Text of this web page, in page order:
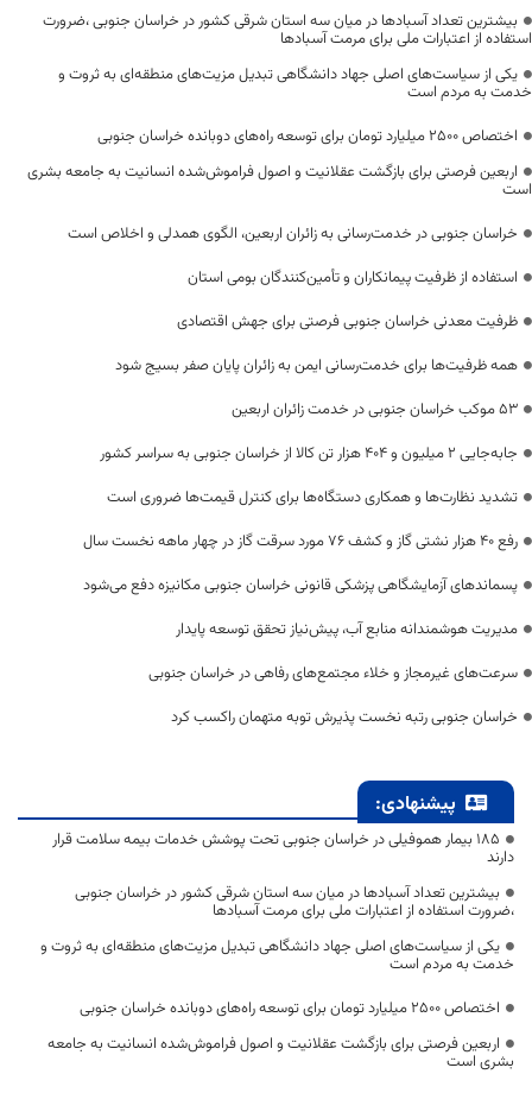
بیشترین تعداد آسبادها در میان سه استان شرقی کشور در خراسان جنوبی ،ضرورت
استفاده از اعتبارات ملی برای مرمت آسبادها
یکی از سیاست‌های اصلی جهاد دانشگاهی تبدیل مزیت‌های منطقه‌ای به ثروت و
خدمت به مردم است
اختصاص 2500 میلیارد تومان برای توسعه راه‌های دوبانده خراسان جنوبی
اربعین فرصتی برای بازگشت عقلانیت و اصول فراموش‌شده انسانیت به جامعه بشری
است
خراسان جنوبی در خدمت‌رسانی به زائران اربعین، الگوی همدلی و اخلاص است
استفاده از ظرفیت پیمانکاران و تأمین‌کنندگان بومی استان
ظرفیت معدنی خراسان جنوبی فرصتی برای جهش اقتصادی
همه ظرفیت‌ها برای خدمت‌رسانی ایمن به زائران پایان صفر بسیج شود
53 موکب خراسان جنوبی در خدمت زائران اربعین
جابه‌جایی 2 میلیون و 404 هزار تن کالا از خراسان جنوبی به سراسر کشور
تشدید نظارت‌ها و همکاری دستگاه‌ها برای کنترل قیمت‌ها ضروری است
رفع 40 هزار نشتی گاز و کشف 76 مورد سرقت گاز در چهار ماهه نخست سال
پسماندهای آزمایشگاهی پزشکی قانونی خراسان جنوبی مکانیزه دفع می‌شود
مدیریت هوشمندانه منابع آب، پیش‌نیاز تحقق توسعه پایدار
سرعت‌های غیرمجاز و خلاء مجتمع‌های رفاهی در خراسان جنوبی
خراسان جنوبی رتبه نخست پذیرش توبه متهمان راکسب کرد
پیشنهادی:
۱۸۵ بیمار هموفیلی در خراسان جنوبی تحت پوشش خدمات بیمه سلامت قرار
دارند
بیشترین تعداد آسبادها در میان سه استان شرقی کشور در خراسان جنوبی
،ضرورت استفاده از اعتبارات ملی برای مرمت آسبادها
یکی از سیاست‌های اصلی جهاد دانشگاهی تبدیل مزیت‌های منطقه‌ای به ثروت و
خدمت به مردم است
اختصاص 2500 میلیارد تومان برای توسعه راه‌های دوبانده خراسان جنوبی
اربعین فرصتی برای بازگشت عقلانیت و اصول فراموش‌شده انسانیت به جامعه
بشری است